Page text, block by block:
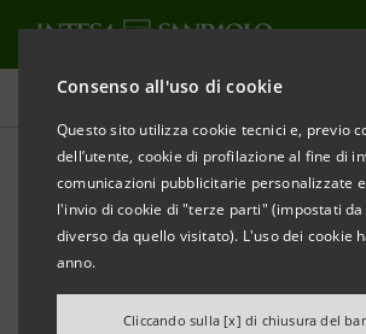
Consenso all'uso di cookie
Questo sito utilizza cookie tecnici e, previo
dell’utente, cookie di profilazione al fine di
comunicazioni pubblicitarie personalizzate
l'invio di cookie di "terze parti" (impostati
diverso da quello visitato). L'uso dei cookie
anno.
Cliccando sulla [x] di chiusura del
Comunicati stampa
STAMPA AGGIORNA
La banca leader nel territorio
sostegno della sanità
MEDICI